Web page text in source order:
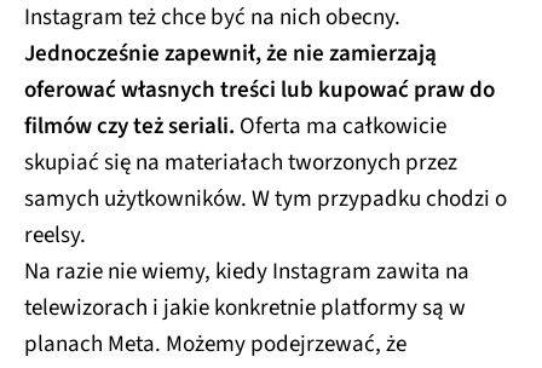
Instagram też chce być na nich obecny.
Jednocześnie zapewnił, że nie zamierzają
oferować własnych treści lub kupować praw do
filmów czy też seriali. Oferta ma całkowicie
skupiać się na materiałach tworzonych przez
samych użytkowników. W tym przypadku chodzi o
reelsy.
Na razie nie wiemy, kiedy Instagram zawita na
telewizorach i jakie konkretnie platformy są w
planach Meta. Możemy podejrzewać, że